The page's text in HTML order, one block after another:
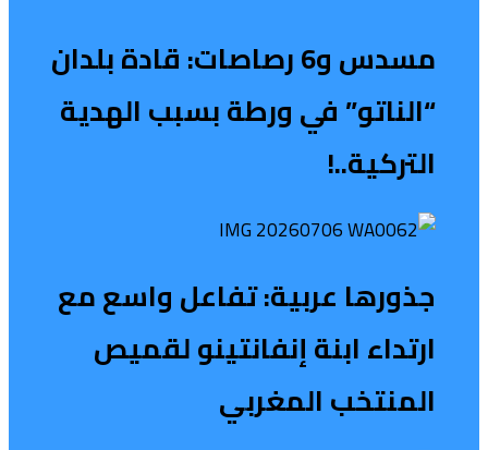
مسدس و6 رصاصات: قادة بلدان
“الناتو” في ورطة بسبب الهدية
التركية..!
جذورها عربية: تفاعل واسع مع
ارتداء ابنة إنفانتينو لقميص
المنتخب المغربي